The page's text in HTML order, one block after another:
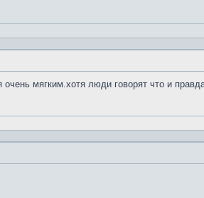
очень мягким.хотя люди говорят что и